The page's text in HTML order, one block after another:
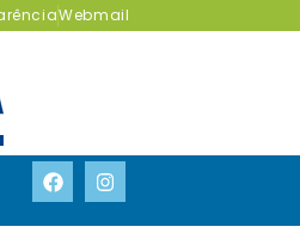
Webmail